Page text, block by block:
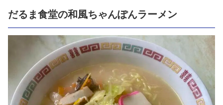
だるま食堂の和風ちゃんぽんラーメン